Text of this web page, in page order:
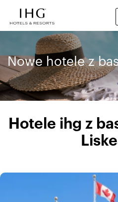
Nowe hotele z
Hotele ihg z